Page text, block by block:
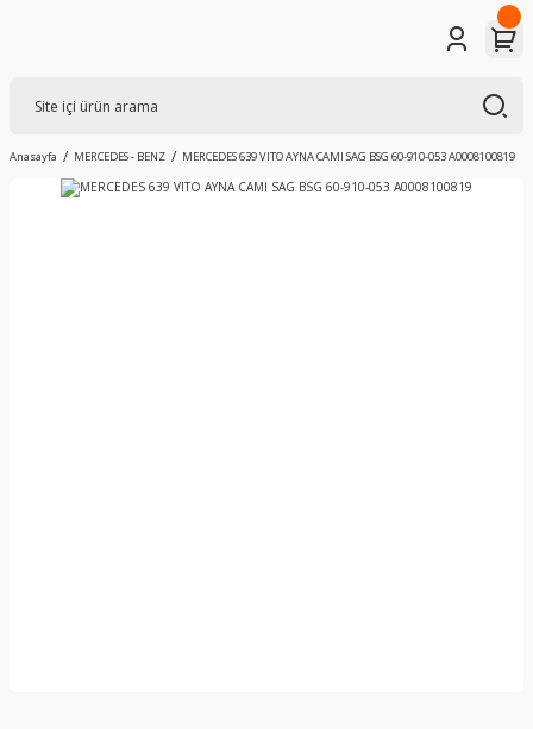
Anasayfa MERCEDES - BENZ MERCEDES 639 VITO AYNA CAMI SAG BSG 60-910-053 A0008100819